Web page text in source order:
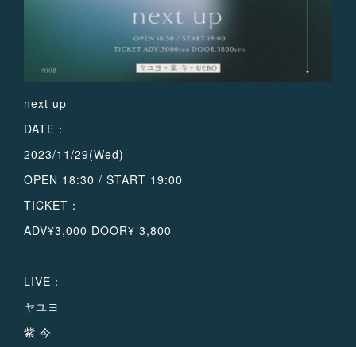
next up
DATE：
2023/11/29(Wed)
OPEN 18:30 / START 19:00
TICKET：
ADV¥3,000 DOOR¥ 3,800
LIVE：
ヤユヨ
紫 今